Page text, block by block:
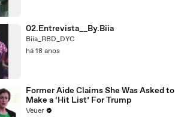
02.Entrevista__By.Biia
Biia_RBD_DYC
há 18 anos
Former Aide Claims She Was Asked to
Make a ‘Hit List’ For Trump
Veuer